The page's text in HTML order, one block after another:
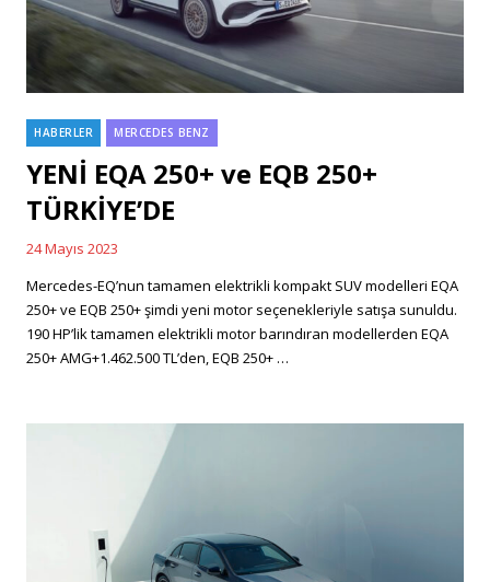
Categories
HABERLER MERCEDES BENZ
YENİ EQA 250+ ve EQB 250+
TÜRKİYE’DE
Posted
on
24 Mayıs 2023
Mercedes-EQ’nun tamamen elektrikli kompakt SUV modelleri EQA
250+ ve EQB 250+ şimdi yeni motor seçenekleriyle satışa sunuldu.
190 HP’lik tamamen elektrikli motor barındıran modellerden EQA
250+ AMG+1.462.500 TL’den, EQB 250+ …